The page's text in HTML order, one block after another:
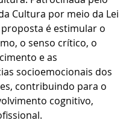
Cultura por meio da Lei
proposta é estimular o
o senso crítico, o
e as
socioemocionais dos
contribuindo para o
cognitivo,